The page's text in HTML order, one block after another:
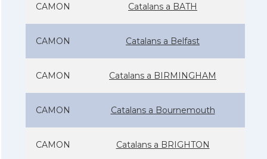
CAMON Catalans a BATH
CAMON Catalans a Belfast
CAMON Catalans a BIRMINGHAM
CAMON Catalans a Bournemouth
CAMON Catalans a BRIGHTON